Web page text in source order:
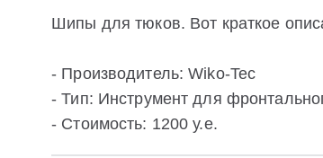
Шипы для тюков. Вот краткое
- Производитель: Wiko-Tec
- Тип: Инструмент для
- Стоимость: 1200 у.е.